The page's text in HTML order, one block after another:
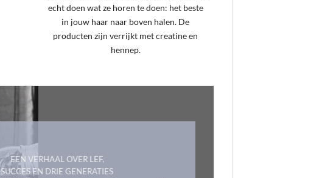
echt doen wat ze horen te doen: het beste
in jouw haar naar boven halen. De
producten zijn verrijkt met creatine en
hennep.
EEN VERHAAL OVER LEF,
SUCCES EN DRIE GENERATIES